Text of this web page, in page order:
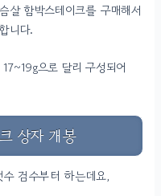
살 함박스테이크를 구매해서
니다.
으로 달리 구성되어
상자 개봉
검수부터 하는데요,